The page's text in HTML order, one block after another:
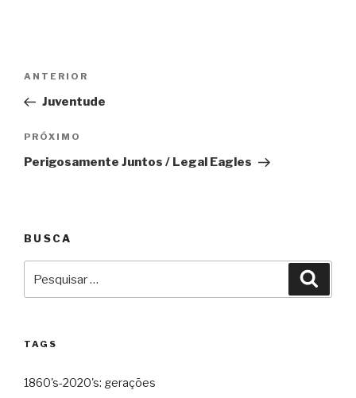
Post
Anterior
ANTERIOR
Juventude
Próximo
PRÓXIMO
Perigosamente Juntos / Legal Eagles
BUSCA
TAGS
1860's-2020's: gerações